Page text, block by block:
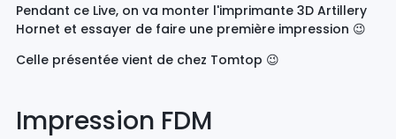
Pendant ce Live, on va monter l'imprimante 3D Artillery
Hornet et essayer de faire une première impression 😉
Celle présentée vient de chez Tomtop 😉
Impression FDM